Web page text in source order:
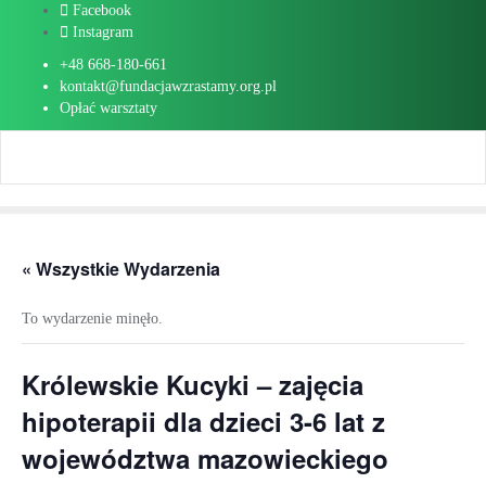
Facebook
Instagram
+48 668-180-661
kontakt@fundacjawzrastamy.org.pl
Opłać warsztaty
« Wszystkie Wydarzenia
To wydarzenie minęło.
Królewskie Kucyki – zajęcia
hipoterapii dla dzieci 3-6 lat z
województwa mazowieckiego